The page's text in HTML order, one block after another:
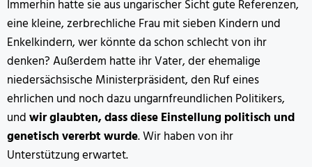
Immerhin hatte sie aus ungarischer Sicht gute Referenzen,
eine kleine, zerbrechliche Frau mit sieben Kindern und
Enkelkindern, wer könnte da schon schlecht von ihr
denken? Außerdem hatte ihr Vater, der ehemalige
niedersächsische Ministerpräsident, den Ruf eines
ehrlichen und noch dazu ungarnfreundlichen Politikers,
undwir glaubten, dass diese Einstellung politisch und
genetisch vererbt wurde. Wir haben von ihr
Unterstützung erwartet.